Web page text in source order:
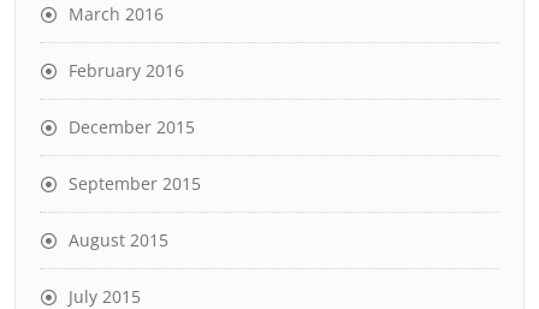
March 2016
February 2016
December 2015
September 2015
August 2015
July 2015